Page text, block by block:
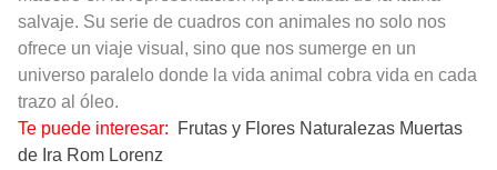
salvaje. Su serie de cuadros con animales no solo nos
ofrece un viaje visual, sino que nos sumerge en un
universo paralelo donde la vida animal cobra vida en cada
trazo al óleo.
Te puede interesar:
Frutas y Flores Naturalezas Muertas
de Ira Rom Lorenz